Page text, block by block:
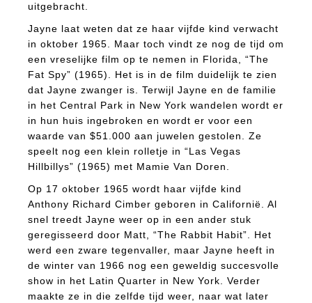
uitgebracht.
Jayne laat weten dat ze haar vijfde kind verwacht
in oktober 1965. Maar toch vindt ze nog de tijd om
een vreselijke film op te nemen in Florida, “The
Fat Spy” (1965). Het is in de film duidelijk te zien
dat Jayne zwanger is. Terwijl Jayne en de familie
in het Central Park in New York wandelen wordt er
in hun huis ingebroken en wordt er voor een
waarde van $51.000 aan juwelen gestolen. Ze
speelt nog een klein rolletje in “Las Vegas
Hillbillys” (1965) met Mamie Van Doren.
Op 17 oktober 1965 wordt haar vijfde kind
Anthony Richard Cimber geboren in Californië. Al
snel treedt Jayne weer op in een ander stuk
geregisseerd door Matt, “The Rabbit Habit”. Het
werd een zware tegenvaller, maar Jayne heeft in
de winter van 1966 nog een geweldig succesvolle
show in het Latin Quarter in New York. Verder
maakte ze in die zelfde tijd weer, naar wat later